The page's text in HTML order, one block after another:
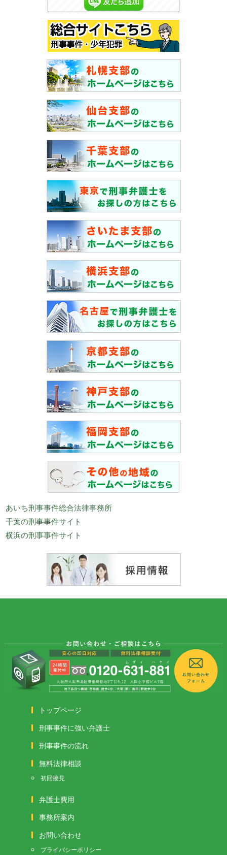
あいち刑事事件総合法律事務所
千葉の刑事事件サイト
横浜の刑事事件サイト
トップページ
刑事事件に強い弁護士
刑事事件の流れ
無料法律相談
初回接見
弁護士費用
事務所案内
お問い合わせ
プライバシーポリシー